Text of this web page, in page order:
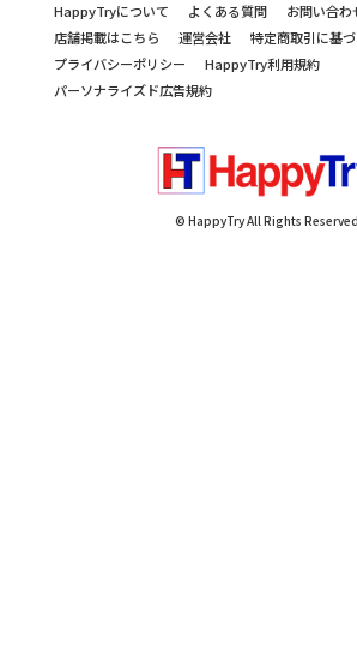
HappyTryについて よくある質問
お問い合わ
店舗掲載はこちら
運営会社
特定商取引に基
プライバシーポリシー
HappyTry利用規約
パーソナライズド広告規約
© HappyTry All Rights